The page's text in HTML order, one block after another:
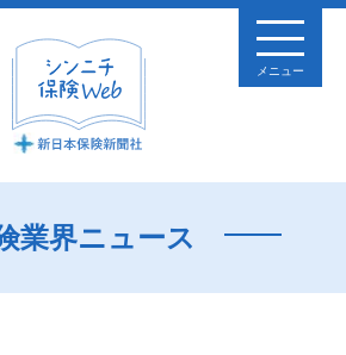
メニュー
業界ニュース